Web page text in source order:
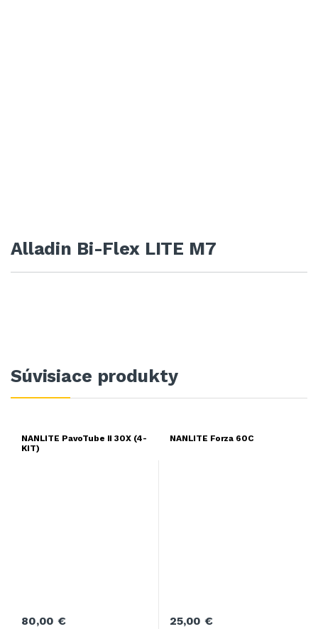
Alladin Bi-Flex LITE M7
Súvisiace produkty
NANLITE PavoTube II 30X (4-
KIT)
80,00€
NANLITE Forza 60C
25,00€